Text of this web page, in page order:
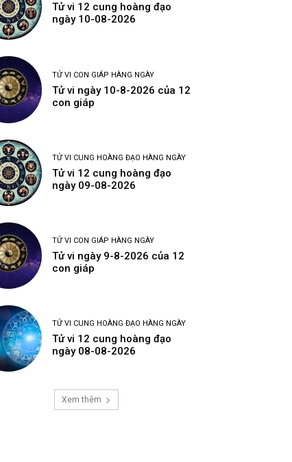
Tử vi 12 cung hoàng đạo
ngày 10-08-2026
TỬ VI CON GIÁP HÀNG NGÀY
Tử vi ngày 10-8-2026 của 12
con giáp
TỬ VI CUNG HOÀNG ĐẠO HÀNG NGÀY
Tử vi 12 cung hoàng đạo
ngày 09-08-2026
TỬ VI CON GIÁP HÀNG NGÀY
Tử vi ngày 9-8-2026 của 12
con giáp
TỬ VI CUNG HOÀNG ĐẠO HÀNG NGÀY
Tử vi 12 cung hoàng đạo
ngày 08-08-2026
Xem thêm